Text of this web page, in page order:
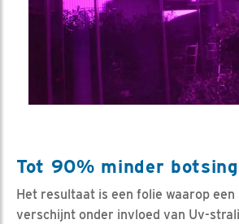
Tot 90% minder
Het resultaat is een folie waarop
verschijnt onder invloed van Uv-